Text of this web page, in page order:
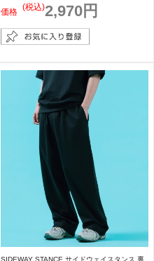
価格 2,970円
(税込)
SIDEWAY STANCE サイドウェイスタンス 裏